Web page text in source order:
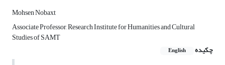
Mohsen Nobaxt
Associate Professor, Research Institute for Humanities and Cultural
Studies of SAMT
چکیده
English